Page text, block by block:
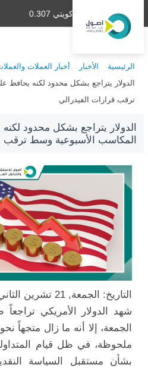
دينار كويتي 0.307
الرئيسية الأخبار
أخبار العملات
الدولار يتراجع بشكل محدود لكنه
ترقب قرارات الفيدرالي
الدولار يتراجع بشكل محدود
المكاسب الأسبوعية وسط ترقب
التاريخ: الجمعة, 21 تشرين الثاني 2025
شهد الدولار الأمريكي
الجمعة، إلا أنه ما زال متجهاً
ملحوظة، في ظل قيام
بشأن مستقبل السياسة